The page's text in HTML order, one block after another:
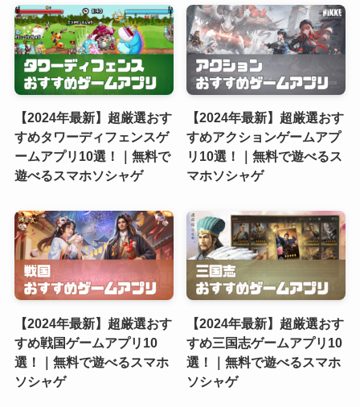
【2024年最新】超厳選おす
すめタワーディフェンスゲ
ームアプリ10選！｜無料で
遊べるスマホソシャゲ
【2024年最新】超厳選おす
すめアクションゲームアプ
リ10選！｜無料で遊べるス
マホソシャゲ
【2024年最新】超厳選おす
すめ戦国ゲームアプリ10
選！｜無料で遊べるスマホ
ソシャゲ
【2024年最新】超厳選おす
すめ三国志ゲームアプリ10
選！｜無料で遊べるスマホ
ソシャゲ